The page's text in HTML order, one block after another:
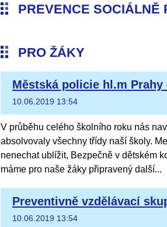
PREVENCE SOCIÁLNĚ
PRO ŽÁKY
Městská policie hl.m Prahy
10.06.2019 13:54
V průběhu celého školního roku nás
absolvovaly všechny třídy naší školy.
nenechat ublížit, Bezpečně v dětském
máme pro naše žáky připravený další...
Preventivně vzdělávací
10.06.2019 13:54